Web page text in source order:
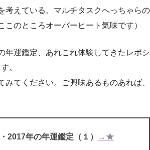
考えている。マルチタスクへっちゃらの
このところオーバーヒート気味です）
年運鑑定、あれこれ体験してきたレポシ
。
みてください。ご興味あるものあれば、
2017年の年運鑑定（１） →★